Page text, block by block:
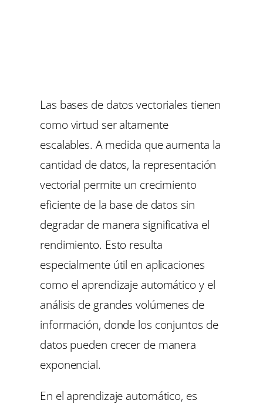
Las bases de datos vectoriales tienen
como virtud ser altamente
escalables. A medida que aumenta la
cantidad de datos, la representación
vectorial permite un crecimiento
eficiente de la base de datos sin
degradar de manera significativa el
rendimiento. Esto resulta
especialmente útil en aplicaciones
como el aprendizaje automático y el
análisis de grandes volúmenes de
información, donde los conjuntos de
datos pueden crecer de manera
exponencial.
En el aprendizaje automático, es